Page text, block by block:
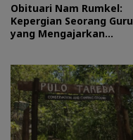
Obituari Nam Rumkel:
Kepergian Seorang Guru
yang Mengajarkan